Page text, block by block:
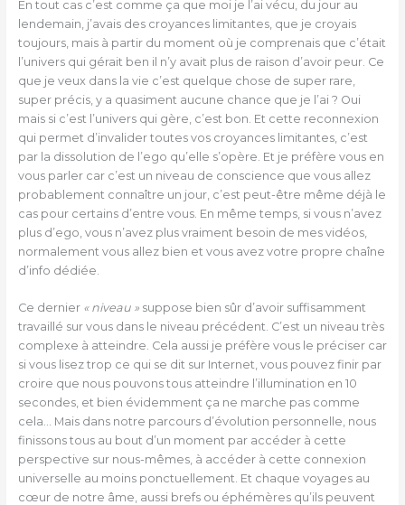
En tout cas c’est comme ça que moi je l’ai vécu, du jour au
lendemain, j’avais des croyances limitantes, que je croyais
toujours, mais à partir du moment où je comprenais que c’était
l’univers qui gérait ben il n’y avait plus de raison d’avoir peur. Ce
que je veux dans la vie c’est quelque chose de super rare,
super précis, y a quasiment aucune chance que je l’ai ? Oui
mais si c’est l’univers qui gère, c’est bon. Et cette reconnexion
qui permet d’invalider toutes vos croyances limitantes, c’est
par la dissolution de l’ego qu’elle s’opère. Et je préfère vous en
vous parler car c’est un niveau de conscience que vous allez
probablement connaître un jour, c’est peut-être même déjà le
cas pour certains d’entre vous. En même temps, si vous n’avez
plus d’ego, vous n’avez plus vraiment besoin de mes vidéos,
normalement vous allez bien et vous avez votre propre chaîne
d’info dédiée.
Ce dernier « niveau »suppose bien sûr d’avoir suffisamment
travaillé sur vous dans le niveau précédent. C’est un niveau très
complexe à atteindre. Cela aussi je préfère vous le préciser car
si vous lisez trop ce qui se dit sur Internet, vous pouvez finir par
croire que nous pouvons tous atteindre l’illumination en 10
secondes, et bien évidemment ça ne marche pas comme
cela… Mais dans notre parcours d’évolution personnelle, nous
finissons tous au bout d’un moment par accéder à cette
perspective sur nous-mêmes, à accéder à cette connexion
universelle au moins ponctuellement. Et chaque voyages au
cœur de notre âme, aussi brefs ou éphémères qu’ils peuvent